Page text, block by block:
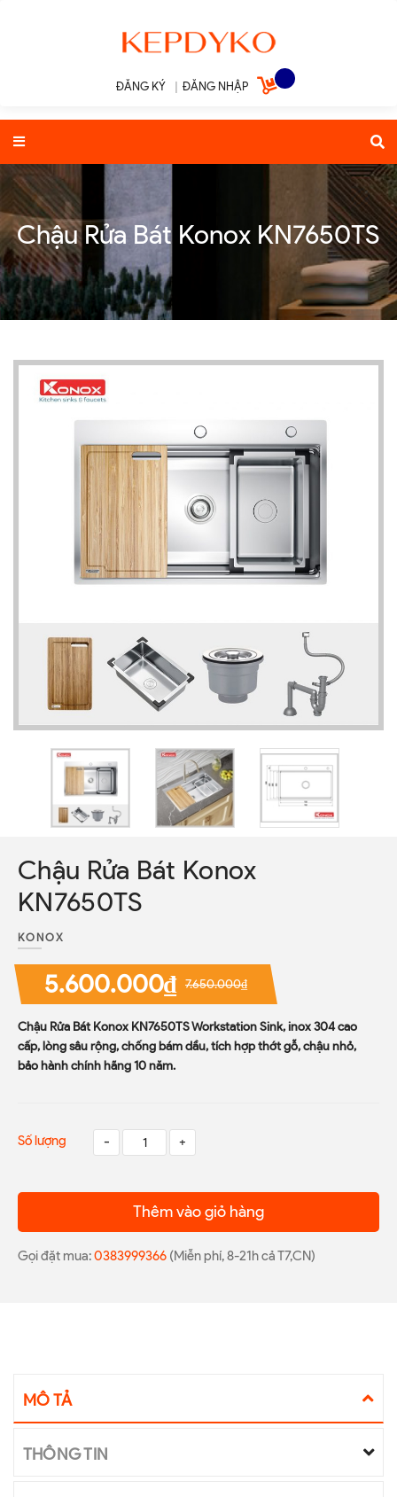
ĐĂNG KÝ ĐĂNG NHẬP
Chậu Rửa Bát Konox KN7650TS
Chậu Rửa Bát Konox
KN7650TS
KONOX
5.600.000₫ 7.650.000₫
Chậu Rửa Bát Konox KN7650TS Workstation Sink, inox 304 cao
cấp, lòng sâu rộng, chống bám dầu, tích hợp thớt gỗ, chậu nhỏ,
bảo hành chính hãng 10 năm.
Số lượng - +
Thêm vào giỏ hàng
Gọi đặt mua:0383999366 (Miễn phí, 8-21h cả T7,CN)
MÔ TẢ
THÔNG TIN